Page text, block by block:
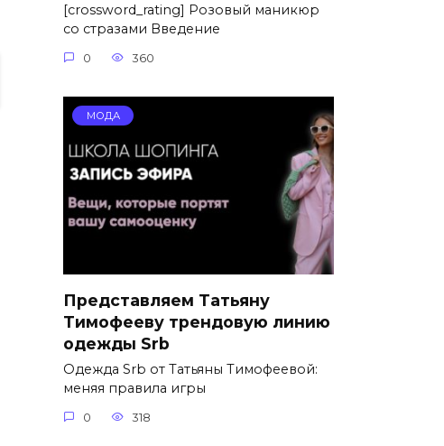
[crossword_rating] Розовый маникюр
со стразами Введение
0 360
МОДА
Представляем Татьяну
Тимофееву трендовую линию
одежды Srb
Одежда Srb от Татьяны Тимофеевой:
меняя правила игры
0 318